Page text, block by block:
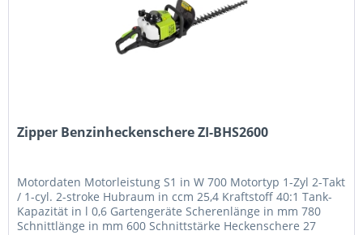
Zipper Benzinheckenschere ZI-BHS2600
Motordaten Motorleistung S1 in W 700 Motortyp 1-Zyl 2-Takt
/ 1-cyl. 2-stroke Hubraum in ccm 25,4 Kraftstoff 40:1 Tank-
Kapazität in l 0,6 Gartengeräte Scherenlänge in mm 780
Schnittlänge in mm 600 Schnittstärke Heckenschere 27